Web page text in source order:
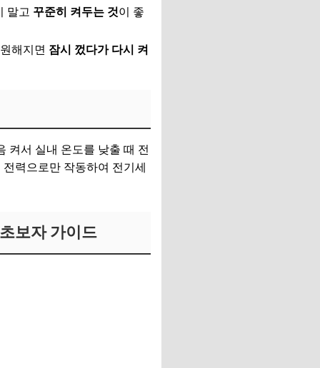
말고 꾸준히 켜두는 것이 좋
해지면 잠시 껐다가 다시 켜
켜서 실내 온도를 낮출 때 전
력으로만 작동하여 전기세
보자 가이드